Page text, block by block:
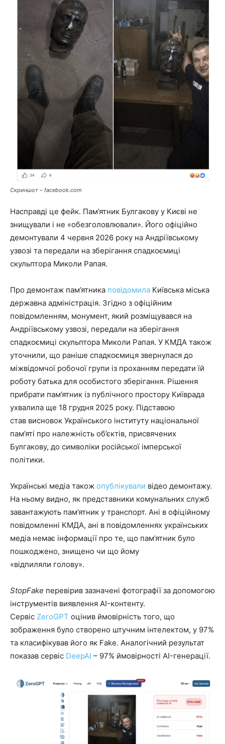
Скриншот – facebook.com
Насправді це фейк. Пам’ятник Булгакову у Києві не
знищували і не «обезголовлювали». Його офіційно
демонтували 4 червня 2026 року на Андріївському
узвозі та передали на зберігання спадкоємиці
скульптора Миколи Рапая.
Про демонтаж пам’ятника повідомила Київська міська
державна адміністрація. Згідно з офіційним
повідомленням, монумент, який розміщувався на
Андріївському узвозі, передали на зберігання
спадкоємиці скульптора Миколи Рапая. У КМДА також
уточнили, що раніше спадкоємиця звернулася до
міжвідомчої робочої групи із проханням передати їй
роботу батька для особистого зберігання. Рішення
прибрати пам’ятник із публічного простору Київрада
ухвалила ще 18 грудня 2025 року. Підставою
став висновок Українського інституту національної
пам’яті про належність об’єктів, присвячених
Булгакову, до символіки російської імперської
політики.
Українські медіа також опублікували відео демонтажу.
На ньому видно, як представники комунальних служб
завантажують пам’ятник у транспорт. Ані в офіційному
повідомленні КМДА, ані в повідомленнях українських
медіа немає інформації про те, що пам’ятник було
пошкоджено, знищено чи що йому
«відпиляли голову».
StopFake перевірив зазначені фотографії за допомогою
інструментів виявлення AI-контенту.
Сервіс ZeroGPT оцінив ймовірність того, що
зображення було створено штучним інтелектом, у 97%
та класифікував його як Fake. Аналогічний результат
показав сервіс DeepAI – 97% ймовірності AI-генерації.